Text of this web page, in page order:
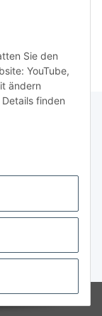
Sie den
YouTube,
ändern
finden